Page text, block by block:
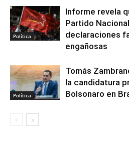
Política
Informe revela
Partido
declaraciones
engañosas
Política
Tomás
la candidatura
Bolsonaro en